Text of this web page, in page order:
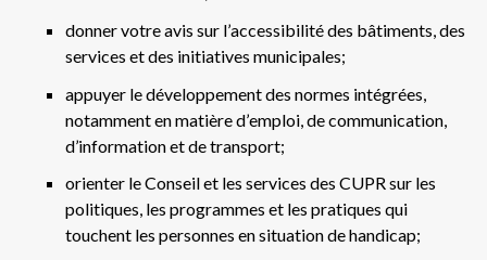
donner votre avis sur l’accessibilité des bâtiments, des
services et des initiatives municipales;
appuyer le développement des normes intégrées,
notamment en matière d’emploi, de communication,
d’information et de transport;
orienter le Conseil et les services des CUPR sur les
politiques, les programmes et les pratiques qui
touchent les personnes en situation de handicap;